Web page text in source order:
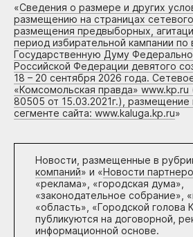
«Сведения о размере и других
размещению на страницах
размещения предвыборных,
период избирательной кампании
Государственную Думу
Российской Федерации девятого
18 – 20 сентября 2026 года.
«Комсомольская правда»
80505 от 15.03.2021г.), размещение
сегменте сайта: www.kaluga.kp.ru»
Новости, размещенные в
компаний» и «Новости
«реклама», «городская дума»,
«законодательное собрание»,
«область», «Городской голова
публикуются на договорной,
информационной основе.